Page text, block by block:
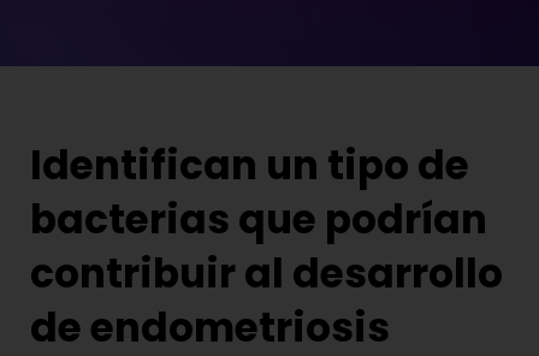
Identifican un tipo de
bacterias que podrían
contribuir al desarrollo
de endometriosis